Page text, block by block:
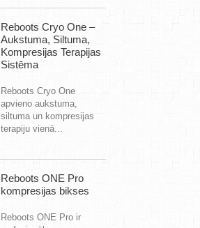
Reboots Cryo One –
Aukstuma, Siltuma,
Kompresijas Terapijas
Sistēma
Reboots Cryo One
apvieno aukstuma,
siltuma un kompresijas
terapiju vienā...
Reboots ONE Pro
kompresijas bikses
Reboots ONE Pro ir